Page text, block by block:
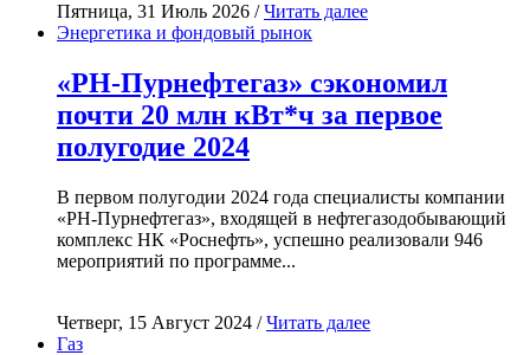
Пятница, 31 Июль 2026 /Читать далее
Энергетика и фондовый рынок
«РН-Пурнефтегаз» сэкономил
почти 20 млн кВт*ч за первое
полугодие 2024
В первом полугодии 2024 года специалисты компании
«РН-Пурнефтегаз», входящей в нефтегазодобывающий
комплекс НК «Роснефть», успешно реализовали 946
мероприятий по программе...
Четверг, 15 Август 2024 /Читать далее
Газ